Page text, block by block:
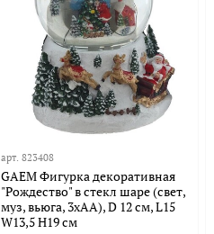
арт. 823408
GAEM Фигурка декоративная
"Рождество" в стекл шаре (свет,
муз, вьюга, 3хAA), D 12 см, L15
W13,5 H19 см